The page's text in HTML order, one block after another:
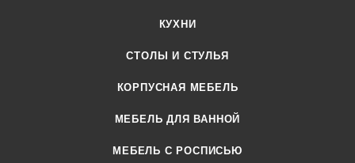
КУХНИ
СТОЛЫ И СТУЛЬЯ
КОРПУСНАЯ МЕБЕЛЬ
МЕБЕЛЬ ДЛЯ ВАННОЙ
МЕБЕЛЬ С РОСПИСЬЮ